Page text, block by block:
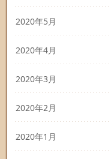
2020年5月
2020年4月
2020年3月
2020年2月
2020年1月